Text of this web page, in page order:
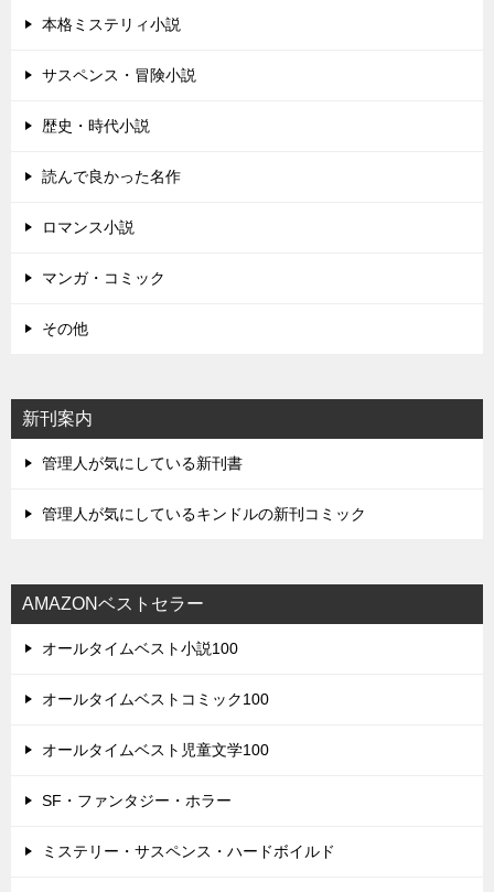
本格ミステリィ小説
サスペンス・冒険小説
歴史・時代小説
読んで良かった名作
ロマンス小説
マンガ・コミック
その他
新刊案内
管理人が気にしている新刊書
管理人が気にしているキンドルの新刊コミック
AMAZONベストセラー
オールタイムベスト小説100
オールタイムベストコミック100
オールタイムベスト児童文学100
SF・ファンタジー・ホラー
ミステリー・サスペンス・ハードボイルド